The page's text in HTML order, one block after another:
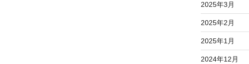
2025年3月
2025年2月
2025年1月
2024年12月